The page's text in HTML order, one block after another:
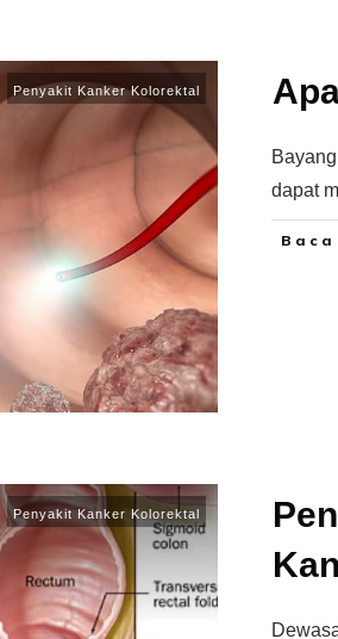
Penyakit Kanker Kolorektal
dapat
Penyakit Kanker Kolorektal